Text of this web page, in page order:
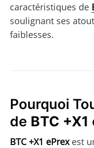
caractéristiques de
soulignant ses
faiblesses.
Pourquoi
de BTC +X1
BTC +X1 ePrexest